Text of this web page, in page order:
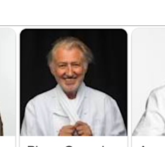
À LA PETITE CUILLÈRE
DESTIN DE FEMME
V…DE VOYAGE